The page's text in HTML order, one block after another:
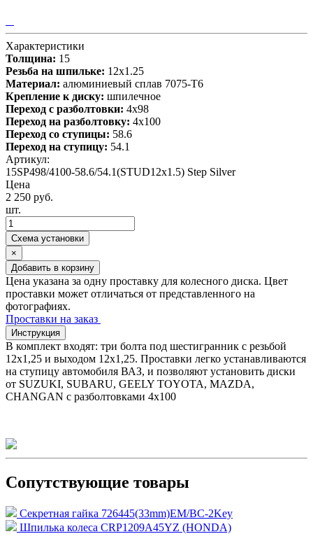
Характеристики
Толщина: 15
Резьба на шпильке: 12x1.25
Материал: алюминиевый сплав 7075-T6
Крепление к диску: шпилечное
Переход с разболтовки: 4х98
Переход на разболтовку: 4х100
Переход со ступицы: 58.6
Переход на ступицу: 54.1
Артикул:
15SP498/4100-58.6/54.1(STUD12x1.5) Step Silver
Цена
2 250 руб.
шт.
Схема установки
×
Добавить в корзину
Цена указана за одну проставку для колесного диска. Цвет
проставки может отличаться от представленного на
фотографиях.
Проставки на заказ
Инструкция
В комплект входят: три болта под шестигранник с резьбой
12х1,25 и выходом 12х1,25. Проставки легко устанавливаются
на ступицу автомобиля ВАЗ, и позволяют установить диски
от SUZUKI, SUBARU, GEELY TOYOTA, MAZDA,
CHANGAN с разболтовками 4х100
Сопутствующие товары
Секретная гайка 726445(33mm)EM/BC-2Key
Шпилька колеса CRP1209A45YZ (HONDA)